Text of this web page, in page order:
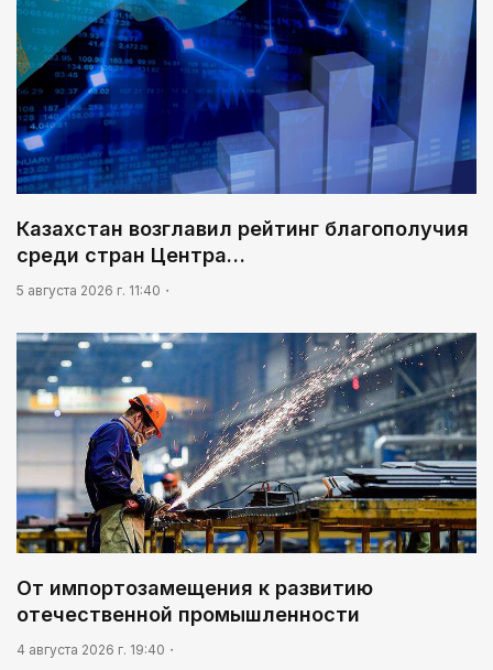
Казахстан возглавил рейтинг благополучия
среди стран Центра…
5 августа 2026 г. 11:40
От импортозамещения к развитию
отечественной промышленности
4 августа 2026 г. 19:40